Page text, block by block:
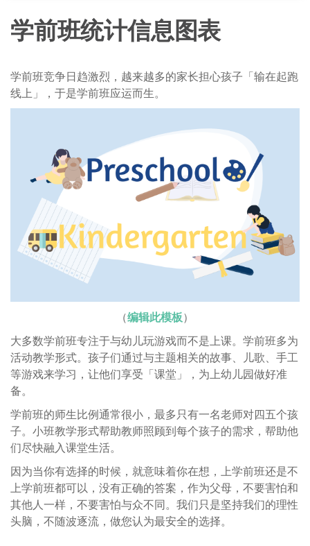
学前班统计信息图表
学前班竞争日趋激烈，越来越多的家长担心孩子「输在起跑
线上」，于是学前班应运而生。
（编辑此模板）
大多数学前班专注于与幼儿玩游戏而不是上课。学前班多为
活动教学形式。孩子们通过与主题相关的故事、儿歌、手工
等游戏来学习，让他们享受「课堂」，为上幼儿园做好准
备。
学前班的师生比例通常很小，最多只有一名老师对四五个孩
子。小班教学形式帮助教师照顾到每个孩子的需求，帮助他
们尽快融入课堂生活。
因为当你有选择的时候，就意味着你在想，上学前班还是不
上学前班都可以，没有正确的答案，作为父母，不要害怕和
其他人一样，不要害怕与众不同。我们只是坚持我们的理性
头脑，不随波逐流，做您认为最安全的选择。